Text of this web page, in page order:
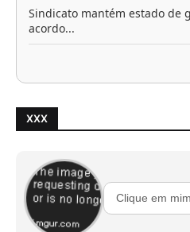
Sindicato mantém estado de
acordo...
XXX
Clique em